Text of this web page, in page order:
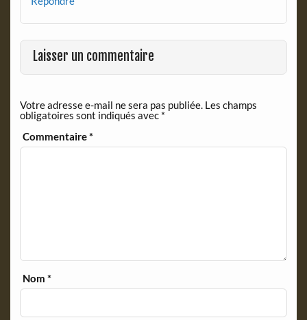
Laisser un commentaire
Votre adresse e-mail ne sera pas publiée. Les champs
obligatoires sont indiqués avec *
Commentaire*
Nom*